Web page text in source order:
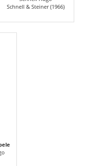
Schnell & Steiner (1966)